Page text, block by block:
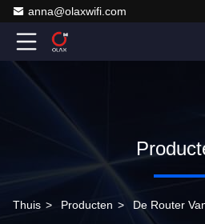
anna@olaxwifi.com
Thuis > Producten > De Router